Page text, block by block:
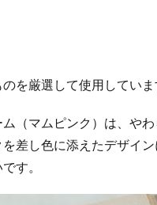
を厳選して使用していま
（マムピンク）は、や
差し色に添えたデザイ
す。